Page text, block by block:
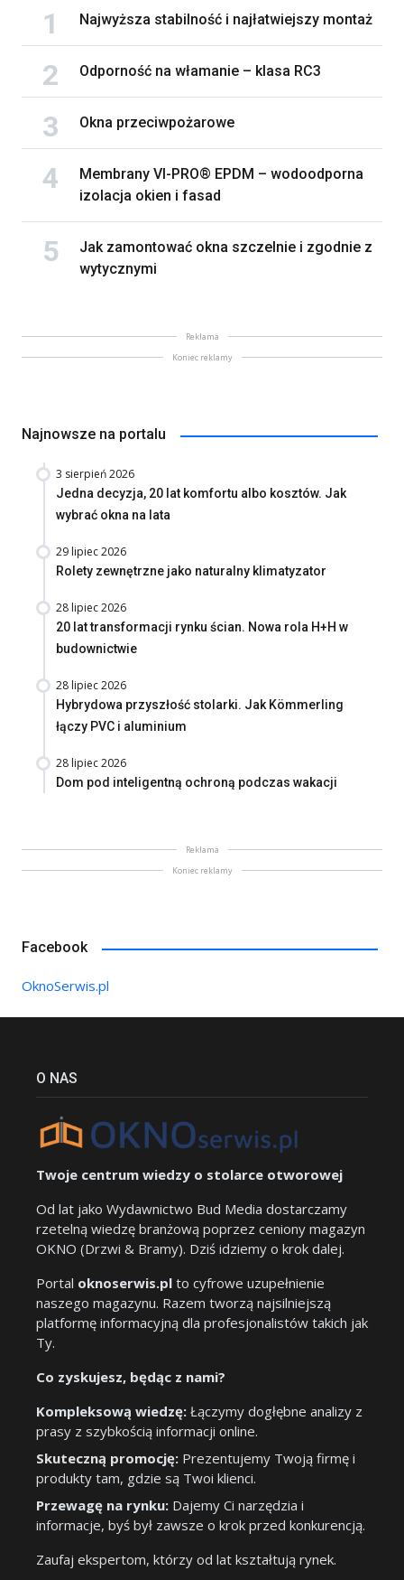
Najwyższa stabilność i najłatwiejszy montaż
Odporność na włamanie – klasa RC3
Okna przeciwpożarowe
Membrany VI-PRO® EPDM – wodoodporna
izolacja okien i fasad
Jak zamontować okna szczelnie i zgodnie z
wytycznymi
Reklama
Koniec reklamy
Najnowsze na portalu
3 sierpień 2026
Jedna decyzja, 20 lat komfortu albo kosztów. Jak
wybrać okna na lata
29 lipiec 2026
Rolety zewnętrzne jako naturalny klimatyzator
28 lipiec 2026
20 lat transformacji rynku ścian. Nowa rola H+H w
budownictwie
28 lipiec 2026
Hybrydowa przyszłość stolarki. Jak Kömmerling
łączy PVC i aluminium
28 lipiec 2026
Dom pod inteligentną ochroną podczas wakacji
Reklama
Koniec reklamy
Facebook
OknoSerwis.pl
O NAS
Twoje centrum wiedzy o stolarce otworowej
Od lat jako Wydawnictwo Bud Media dostarczamy
rzetelną wiedzę branżową poprzez ceniony magazyn
OKNO (Drzwi & Bramy). Dziś idziemy o krok dalej.
Portal oknoserwis.pl to cyfrowe uzupełnienie
naszego magazynu. Razem tworzą najsilniejszą
platformę informacyjną dla profesjonalistów takich jak
Ty.
Co zyskujesz, będąc z nami?
Kompleksową wiedzę: Łączymy dogłębne analizy z
prasy z szybkością informacji online.
Skuteczną promocję: Prezentujemy Twoją firmę i
produkty tam, gdzie są Twoi klienci.
Przewagę na rynku: Dajemy Ci narzędzia i
informacje, byś był zawsze o krok przed konkurencją.
Zaufaj ekspertom, którzy od lat kształtują rynek.